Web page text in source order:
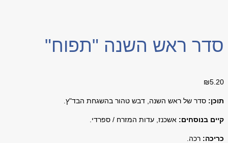
סדר ראש השנה "תפוח"
₪5.20
תוכן: סדר של ראש השנה, דבש טהור בהשגחת הבד"ץ
קיים בנוסחים: אשכנז, עדות המזרח / ספרדי.
כריכה: רכה.